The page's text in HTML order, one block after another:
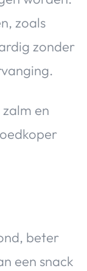
zoals
zonder
en
beter
een snack